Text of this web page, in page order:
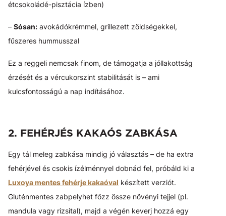
étcsokoládé-pisztácia ízben)
– Sósan: avokádókrémmel, grillezett zöldségekkel,
fűszeres hummusszal
Ez a reggeli nemcsak finom, de támogatja a jóllakottság
érzését és a vércukorszint stabilitását is – ami
kulcsfontosságú a nap indításához.
2. FEHÉRJÉS KAKAÓS ZABKÁSA
Egy tál meleg zabkása mindig jó választás – de ha extra
fehérjével és csokis ízélménnyel dobnád fel, próbáld ki a
Luxoya mentes fehérje kakaóval készített verziót.
Gluténmentes zabpelyhet főzz össze növényi tejjel (pl.
mandula vagy rizsital), majd a végén keverj hozzá egy